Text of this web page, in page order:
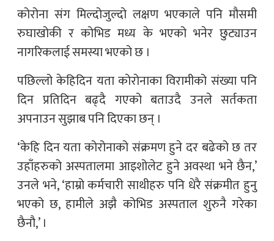
कोरोना संग मिल्दोजुल्दो लक्षण भएकाले पनि मौसमी
रुघाखोकी र कोभिड मध्य के भएको भनेर छुट्याउन
नागरिकलाई समस्या भएको छ ।
पछिल्लो केहिदिन यता कोरोनाका विरामीको संख्या पनि
दिन प्रतिदिन बढ्दै गएको बताउदै उनले सर्तकता
अपनाउन सुझाब पनि दिएका छन् ।
‘केहि दिन यता कोरोनाको संक्रमण हुने दर बढेको छ तर
उहाँहरुको अस्पतालमा आइशोलेट हुने अवस्था भने छैन,’
उनले भने, ‘हाम्रो कर्मचारी साथीहरु पनि धेरै संक्रमीत हुनु
भएको छ, हामीले अझै कोभिड अस्पताल शुरुनै गरेका
छैनौ,’ ।